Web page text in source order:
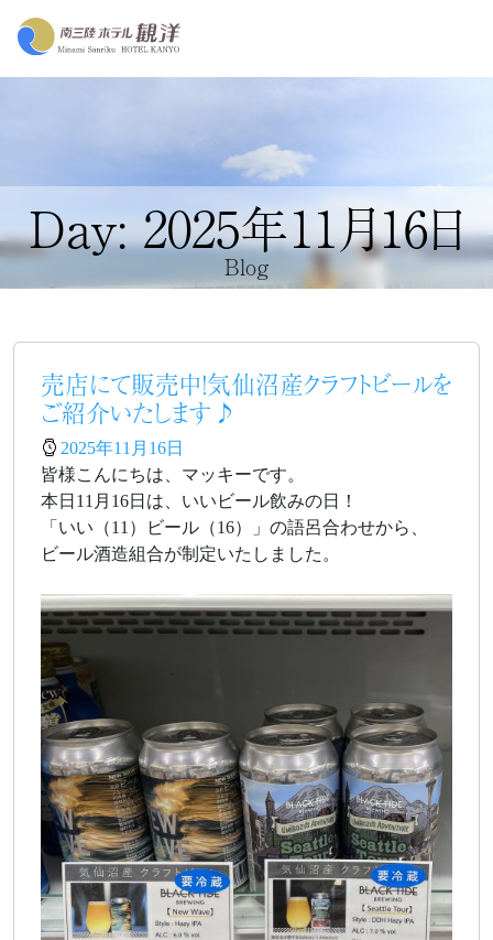
Day: 2025年11月16日
Blog
売店にて販売中！気仙沼産クラフトビールを
ご紹介いたします♪
2025年11月16日
皆様こんにちは、マッキーです。
本日11月16日は、いいビール飲みの日！
「いい（11）ビール（16）」の語呂合わせから、
ビール酒造組合が制定いたしました。